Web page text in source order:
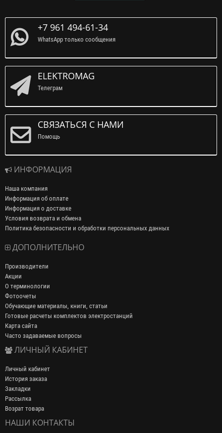
+7 961 494-61-34
WhatsApp только сообщения
ELEKTROMAG
Телеграм
СВЯЗАТЬСЯ С НАМИ
Помощь
ИНФОРМАЦИЯ
Наша компания
Информация об оплате
Информация о доставке
Условия возврата и обмена
Политика безопасности и обработки персональных данных
ДОПОЛНИТЕЛЬНО
Производители
Акции
О терминологии
Фотоочеты
Обучающие материалы, книги, статьи
Готовые расчеты комплектов электростанций
Карта сайта
Часто задаваемые вопросы
ЛИЧНЫЙ КАБИНЕТ
Личный кабинет
История заказа
Закладки
Рассылка
Возрат товара
НАШИ КОНТАКТЫ